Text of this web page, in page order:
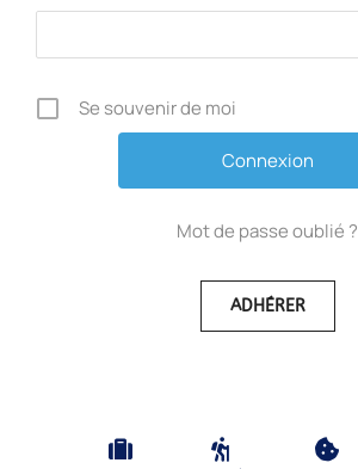
Se souvenir de moi
Mot de passe oublié ?
ADHÉRER